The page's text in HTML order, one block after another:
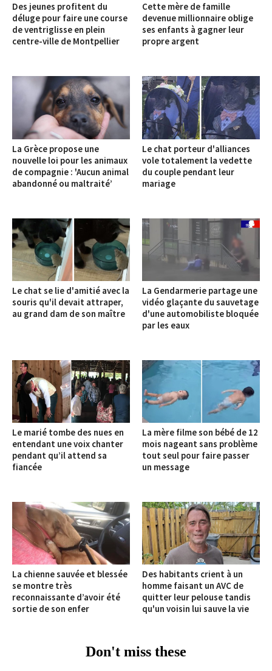
Des jeunes profitent du
déluge pour faire une course
de ventriglisse en plein
centre-ville de Montpellier
Cette mère de famille
devenue millionnaire oblige
ses enfants à gagner leur
propre argent
La Grèce propose une
nouvelle loi pour les animaux
de compagnie : 'Aucun animal
abandonné ou maltraité’
Le chat porteur d'alliances
vole totalement la vedette
du couple pendant leur
mariage
Le chat se lie d'amitié avec la
souris qu'il devait attraper,
au grand dam de son maître
La Gendarmerie partage une
vidéo glaçante du sauvetage
d'une automobiliste bloquée
par les eaux
Le marié tombe des nues en
entendant une voix chanter
pendant qu’il attend sa
fiancée
La mère filme son bébé de 12
mois nageant sans problème
tout seul pour faire passer
un message
La chienne sauvée et blessée
se montre très
reconnaissante d’avoir été
sortie de son enfer
Des habitants crient à un
homme faisant un AVC de
quitter leur pelouse tandis
qu'un voisin lui sauve la vie
Don't miss these